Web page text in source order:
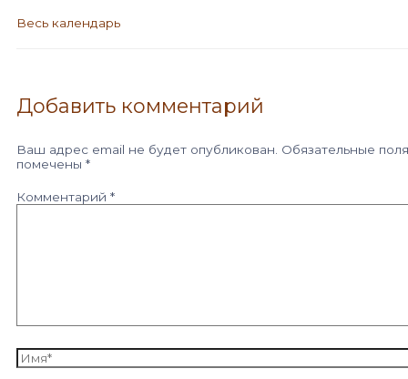
Весь календарь
Добавить комментарий
Ваш адрес email не будет опубликован. Обязательные поля
помечены *
Комментарий *
Имя*